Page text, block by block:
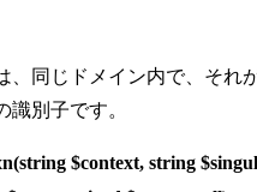
、同じドメイン内で、それ
識別子です。
$context, string